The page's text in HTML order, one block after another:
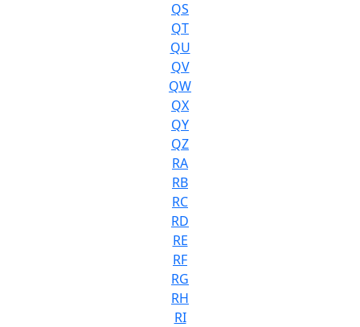
QS
QT
QU
QV
QW
QX
QY
QZ
RA
RB
RC
RD
RE
RF
RG
RH
RI